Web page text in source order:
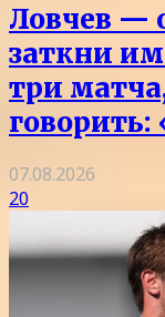
Ловчев —
заткни
три
говорить:
07.08.2026
20